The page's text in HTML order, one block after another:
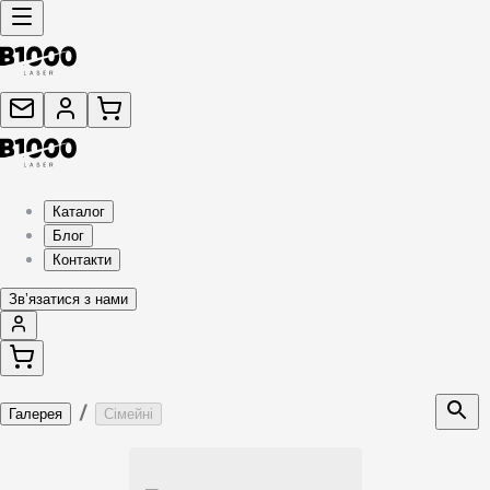
Каталог
Блог
Контакти
Звʼязатися з нами
Галерея / Сімейні